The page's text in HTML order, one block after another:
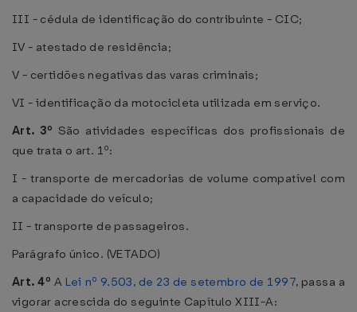
III - cédula de identificação do contribuinte - CIC;
IV - atestado de residência;
V - certidões negativas das varas criminais;
VI - identificação da motocicleta utilizada em serviço.
Art. 3º São atividades específicas dos profissionais de
que trata o art. 1º:
I - transporte de mercadorias de volume compatível com
a capacidade do veículo;
II - transporte de passageiros.
Parágrafo único. (VETADO)
Art. 4º A Lei nº 9.503, de 23 de setembro de 1997, passa a
vigorar acrescida do seguinte Capítulo XIII-A: